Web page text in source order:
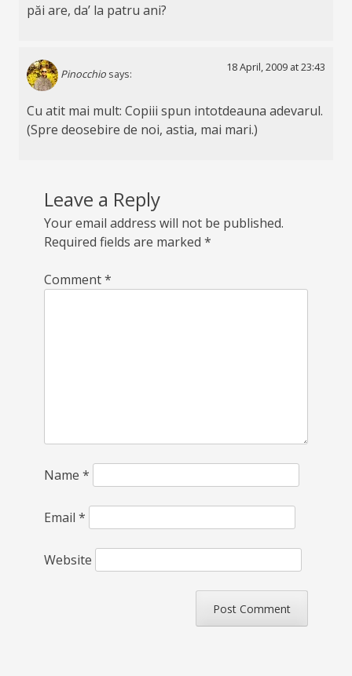
păi are, da’ la patru ani?
Pinocchio says:
18 April, 2009 at 23:43
Cu atit mai mult: Copiii spun intotdeauna adevarul.
(Spre deosebire de noi, astia, mai mari.)
Leave a Reply
Your email address will not be published.
Required fields are marked *
Comment*
Name *
Email *
Website